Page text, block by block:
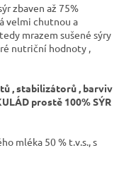
zbaven až 75%
velmi chutnou a
mrazem sušené sýry
nutriční hodnoty ,
, stabilizátorů , barviv
prostě 100% SÝR
mléka 50 % t.v.s., s